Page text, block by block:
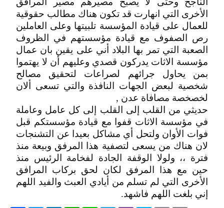
الأخرى التي انهارت قد تكون هناك مطالب حقوقية
للعمال على قيادة المؤسسة تلبيتها وعلى العاملين
رص الصفوف مع قيادة مؤسستهم في الظروف
الصعبة التي تمر بها البلاد أني على يقين بان عمال
مؤسسة الاثات يدركون قصدي وعليهم أن لا يهتموا
بمن يحاول جرائهم لصراعات لتحقيق مصالح
شخصية لبعض الجهات النافذة والتي تسعى ألان
لخصخصة مصافاة عدن ,
حديثي من القلب إلى القلب إلى كل عامل وعاملة
في مؤسسة الاثات قفوا مع قيادة مؤسستكم قبل
فوات الأوان ولتحل أي مشاكل بعيدا عن التشنجات
لان هناك من يسعى لتصفية هذا المرفق وبيعة منذ
فترة ،، ولولا الوقفة الجادة لفخامة الرئيس منذ
حين مع هذا المرفق لكان لحق بركاب المرافق
الأخرى التي لم تسلم من أيادي العبث والفيد اللهم
إني بلغت اللهم فاشهد.